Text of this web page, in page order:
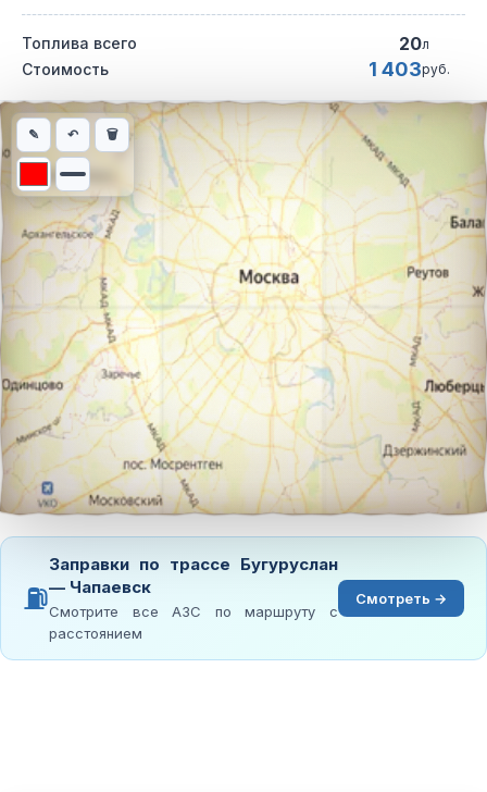
Топлива всего 20л
Стоимость 1 403руб.
Интерактивная карта автомобильного маршрута из города
✎ ↶ 🗑
⛽
Заправки по трассе Бугуруслан
— Чапаевск
Смотрите все АЗС по маршруту с
расстоянием
Смотреть →